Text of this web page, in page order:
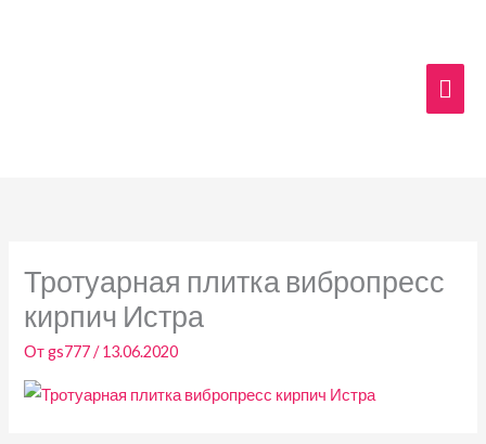
Тротуарная плитка вибропресс
кирпич Истра
Отgs777/13.06.2020